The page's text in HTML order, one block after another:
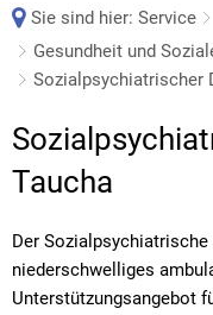
Sie sind hier: Service
Gesundheit und
Sozialpsychiatrischer
Dienst
in
Taucha
Taucha
Der
niederschwelliges
Unterstützungsangebot